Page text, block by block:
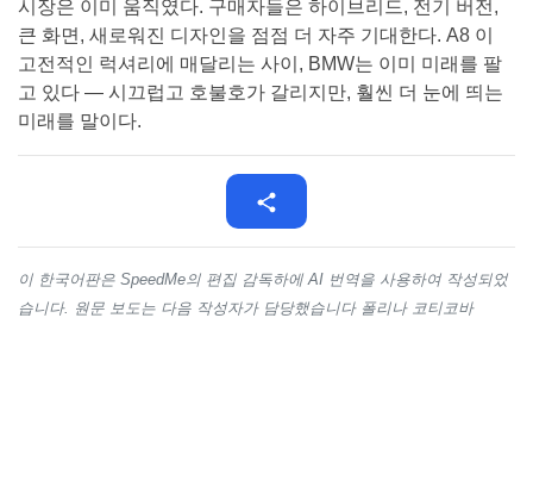
시장은 이미 움직였다. 구매자들은 하이브리드, 전기 버전,
큰 화면, 새로워진 디자인을 점점 더 자주 기대한다. A8 이
고전적인 럭셔리에 매달리는 사이, BMW는 이미 미래를 팔
고 있다 — 시끄럽고 호불호가 갈리지만, 훨씬 더 눈에 띄는
미래를 말이다.
이 한국어판은 SpeedMe의 편집 감독하에 AI 번역을 사용하여 작성되었
습니다. 원문 보도는 다음 작성자가 담당했습니다 폴리나 코티코바